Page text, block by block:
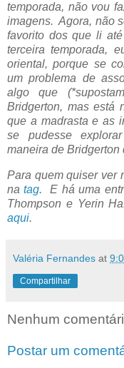
temporada, não vou
imagens. Agora, não
favorito dos que li
terceira temporada,
oriental, porque se
um problema de
algo que
Bridgerton, mas está
que a madrasta e as
se pudesse
maneira de Bridgerton
Para quem quiser ver
natag. E há uma
Thompson e Yerin
aqui.
Valéria Fernandes at
Compartilhar
Nenhum
Postar um